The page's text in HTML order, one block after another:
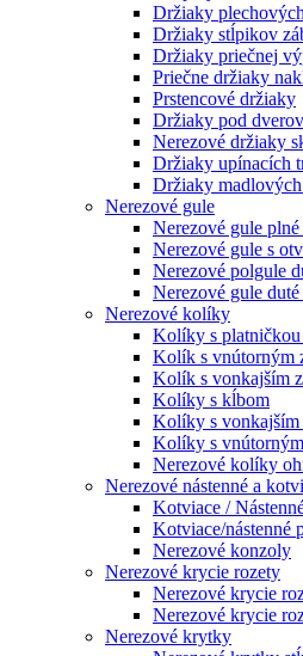
Držiaky
Držiaky stĺpikov
Držiaky priečnej
Priečne držiaky
Prstencové držiaky
Držiaky pod
Nerezové držiaky
Držiaky upínacích
Držiaky
Nerezové gule
Nerezové gule
Nerezové gule s
Nerezové polgule
Nerezové gule
Nerezové kolíky
Kolíky s platničkou
Kolík s vnútorným
Kolík s vonkajším
Kolíky s kĺbom
Kolíky s
Kolíky s
Nerezové kolíky
Nerezové nástenné a
Kotviace /
Kotviace/nástenné
Nerezové konzoly
Nerezové krycie rozety
Nerezové krycie
Nerezové krycie
Nerezové krytky